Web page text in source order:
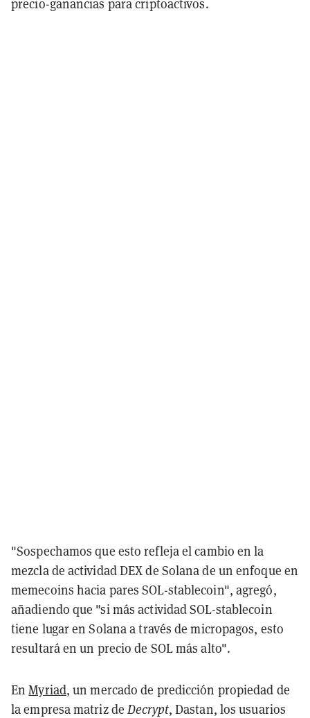
precio-ganancias para criptoactivos.
"Sospechamos que esto refleja el cambio en la
mezcla de actividad DEX de Solana de un enfoque en
memecoins hacia pares SOL-stablecoin", agregó,
añadiendo que "si más actividad SOL-stablecoin
tiene lugar en Solana a través de micropagos, esto
resultará en un precio de SOL más alto".
EnMyriad, un mercado de predicción propiedad de
la empresa matriz deDecrypt, Dastan, los usuarios